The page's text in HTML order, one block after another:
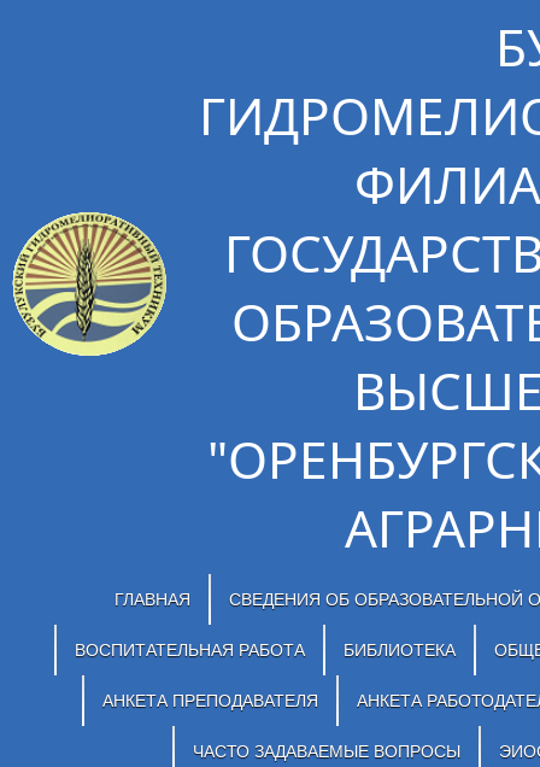
ГЛАВНАЯ СВЕДЕНИЯ ОБ ОБРАЗОВАТЕЛЬНОЙ
ВОСПИТАТЕЛЬНАЯ РАБОТА БИБЛИОТЕКА
АНКЕТА ПРЕПОДАВАТЕЛЯ АНКЕТА
ЧАСТО ЗАДАВАЕМЫЕ ВОПРОСЫ